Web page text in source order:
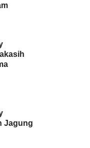
Jagung